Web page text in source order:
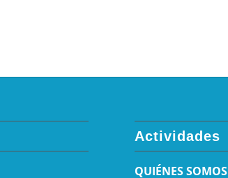
Actividades
QUIÉNES SOMOS